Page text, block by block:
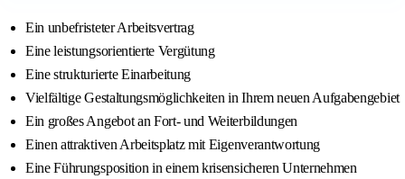
Ein unbefristeter Arbeitsvertrag
Eine leistungsorientierte Vergütung
Eine strukturierte Einarbeitung
Vielfältige Gestaltungsmöglichkeiten in Ihrem neuen Aufgabengebiet
Ein großes Angebot an Fort- und Weiterbildungen
Einen attraktiven Arbeitsplatz mit Eigenverantwortung
Eine Führungsposition in einem krisensicheren Unternehmen